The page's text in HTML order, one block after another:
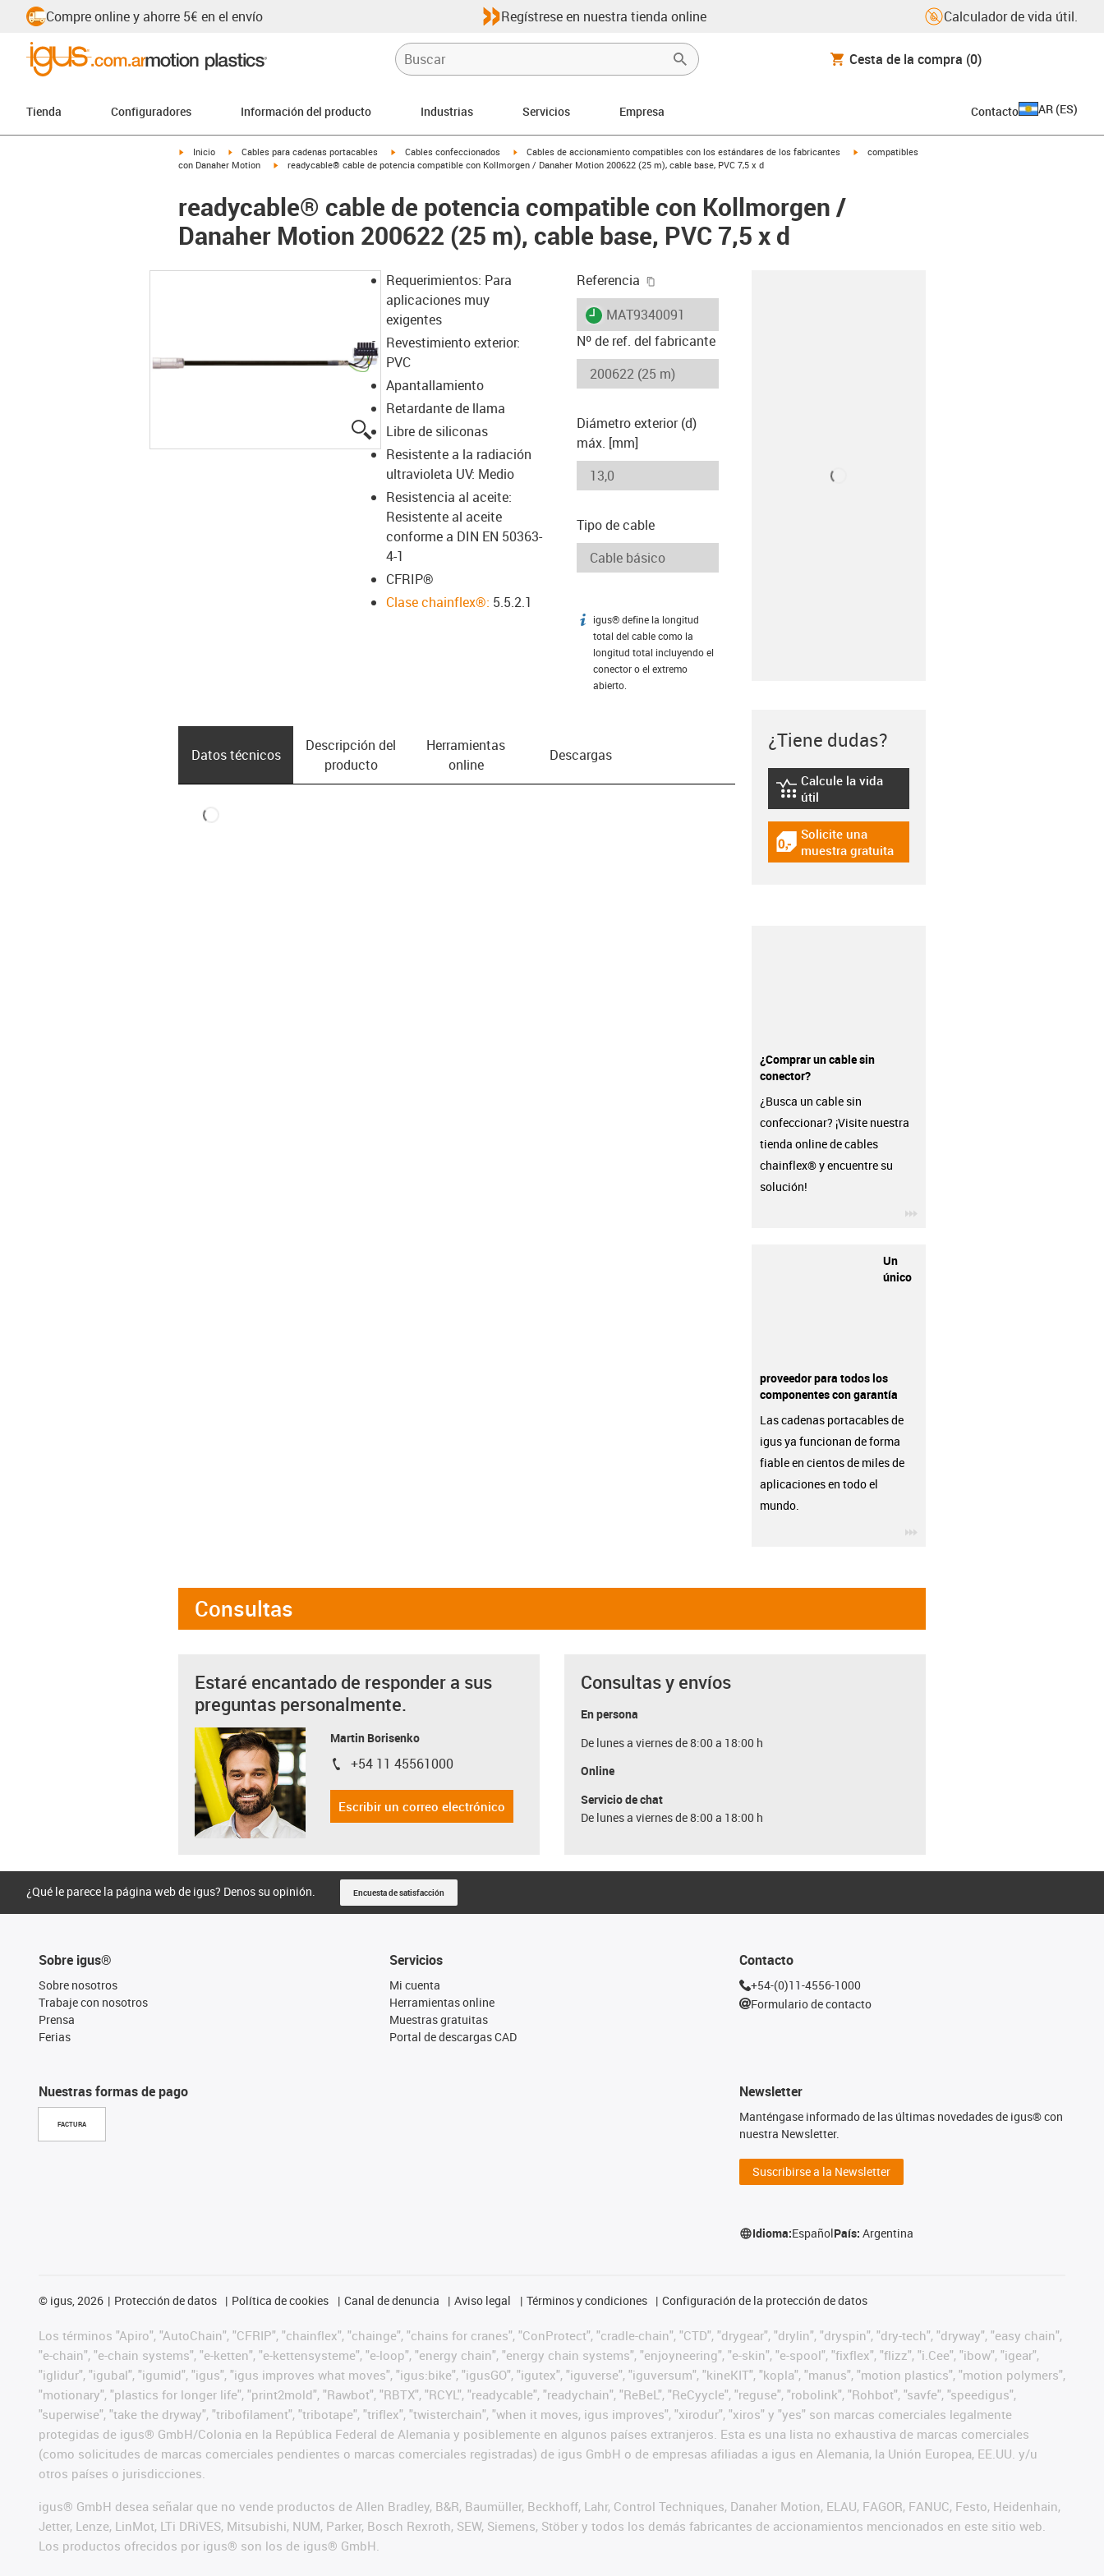
Compre online y ahorre 5€ en el envío Regístrese en nuestra tienda online Calculador de vida útil.
Cesta de la compra (0)
Tienda Configuradores Información del producto Industrias Servicios Empresa Contacto AR (ES)
igus-icon-arrow-right
Inicio igus-icon-arrow-right
Cables para cadenas portacables igus-icon-arrow-right
Cables confeccionados igus-icon-arrow-right
Cables de accionamiento compatibles con los estándares de los fabricantes igus-icon-arrow-right
compatibles
con Danaher Motion
igus-icon-arrow-right
readycable® cable de potencia compatible con Kollmorgen / Danaher Motion 200622 (25 m), cable base, PVC 7,5 x d
readycable® cable de potencia compatible con Kollmorgen /
Danaher Motion 200622 (25 m), cable base, PVC 7,5 x d
igus-icon-lupe
Requerimientos: Para
aplicaciones muy
exigentes
Revestimiento exterior:
PVC
Apantallamiento
Retardante de llama
Libre de siliconas
Resistente a la radiación
ultravioleta UV: Medio
Resistencia al aceite:
Resistente al aceite
conforme a DIN EN 50363-
4-1
CFRIP®
Clase chainflex®: 5.5.2.1
Referencia
igus-icon-lieferzeit
MAT9340091
Nº de ref. del fabricante
Diámetro exterior (d)
máx. [mm]
Tipo de cable
igus-icon-info
igus® define la longitud
total del cable como la
longitud total incluyendo el
conector o el extremo
abierto.
Datos técnicos
Descripción del
producto
Herramientas
online
Descargas
¿Tiene dudas?
igus-icon-lebensdauerrechner
Calcule la vida
útil
igus-icon-gratismuster
Solicite una
muestra gratuita
¿Comprar un cable sin
conector?
¿Busca un cable sin
confeccionar? ¡Visite nuestra
tienda online de cables
chainflex® y encuentre su
solución!
Un
único
proveedor para todos los
componentes con garantía
Las cadenas portacables de
igus ya funcionan de forma
fiable en cientos de miles de
aplicaciones en todo el
mundo.
Consultas
Estaré encantado de responder a sus
preguntas personalmente.
Martin Borisenko
igus-icon-phone
+54 11 45561000
Escribir un correo electrónico
Consultas y envíos
En persona
De lunes a viernes de 8:00 a 18:00 h
Online
Servicio de chat
De lunes a viernes de 8:00 a 18:00 h
¿Qué le parece la página web de igus? Denos su opinión. Encuesta de satisfacción
Sobre igus®
Sobre nosotros
Trabaje con nosotros
Prensa
Ferias
Nuestras formas de pago
FACTURA
Servicios
Mi cuenta
Herramientas online
Muestras gratuitas
Portal de descargas CAD
Contacto
+54-(0)11-4556-1000
Formulario de contacto
Newsletter
Manténgase informado de las últimas novedades de igus® con
nuestra Newsletter.
Suscribirse a la Newsletter
Idioma:EspañolPaís:Argentina
© igus, 2026 Protección de datos Política de cookies Canal de denuncia Aviso legal Términos y condiciones Configuración de la protección de datos
Los términos "Apiro", "AutoChain", "CFRIP", "chainflex", "chainge", "chains for cranes", "ConProtect", "cradle-chain", "CTD", "drygear", "drylin", "dryspin", "dry-tech", "dryway", "easy chain",
"e-chain", "e-chain systems", "e-ketten", "e-kettensysteme", "e-loop", "energy chain", "energy chain systems", "enjoyneering", "e-skin", "e-spool", "fixflex", "flizz", "i.Cee", "ibow", "igear",
"iglidur", "igubal", "igumid", "igus", "igus improves what moves", "igus:bike", "igusGO", "igutex", "iguverse", "iguversum", "kineKIT", "kopla", "manus", "motion plastics", "motion polymers",
"motionary", "plastics for longer life", "print2mold", "Rawbot", "RBTX", "RCYL", "readycable", "readychain", "ReBeL", "ReCyycle", "reguse", "robolink", "Rohbot", "savfe", "speedigus",
"superwise", "take the dryway", "tribofilament", "tribotape", "triflex", "twisterchain", "when it moves, igus improves", "xirodur", "xiros" y "yes" son marcas comerciales legalmente
protegidas de igus® GmbH/Colonia en la República Federal de Alemania y posiblemente en algunos países extranjeros. Esta es una lista no exhaustiva de marcas comerciales
(como solicitudes de marcas comerciales pendientes o marcas comerciales registradas) de igus GmbH o de empresas afiliadas a igus en Alemania, la Unión Europea, EE.UU. y/u
otros países o jurisdicciones.
igus® GmbH desea señalar que no vende productos de Allen Bradley, B&R, Baumüller, Beckhoff, Lahr, Control Techniques, Danaher Motion, ELAU, FAGOR, FANUC, Festo, Heidenhain,
Jetter, Lenze, LinMot, LTi DRiVES, Mitsubishi, NUM, Parker, Bosch Rexroth, SEW, Siemens, Stöber y todos los demás fabricantes de accionamientos mencionados en este sitio web.
Los productos ofrecidos por igus® son los de igus® GmbH.